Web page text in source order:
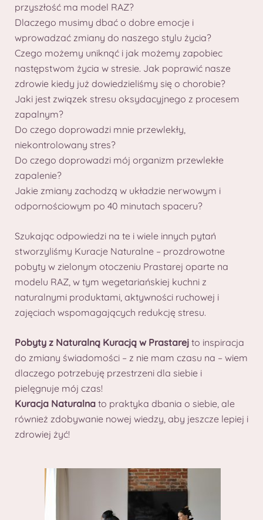
przyszłość ma model RAZ?
Dlaczego musimy dbać o dobre emocje i
wprowadzać zmiany do naszego stylu życia?
Czego możemy uniknąć i jak możemy zapobiec
następstwom życia w stresie. Jak poprawić nasze
zdrowie kiedy już dowiedzieliśmy się o chorobie?
Jaki jest związek stresu oksydacyjnego z procesem
zapalnym?
Do czego doprowadzi mnie przewlekły,
niekontrolowany stres?
Do czego doprowadzi mój organizm przewlekłe
zapalenie?
Jakie zmiany zachodzą w układzie nerwowym i
odpornościowym po 40 minutach spaceru?
Szukając odpowiedzi na te i wiele innych pytań
stworzyliśmy Kuracje Naturalne – prozdrowotne
pobyty w zielonym otoczeniu Prastarej oparte na
modelu RAZ, w tym wegetariańskiej kuchni z
naturalnymi produktami, aktywności ruchowej i
zajęciach wspomagających redukcję stresu.
Pobyty z Naturalną Kuracją w Prastarej to inspiracja
do zmiany świadomości – z nie mam czasu na – wiem
dlaczego potrzebuję przestrzeni dla siebie i
pielęgnuje mój czas!
Kuracja Naturalna to praktyka dbania o siebie, ale
również zdobywanie nowej wiedzy, aby jeszcze lepiej i
zdrowiej żyć!